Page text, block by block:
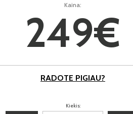
Kaina:
249€
RADOTE PIGIAU?
Kiekis: